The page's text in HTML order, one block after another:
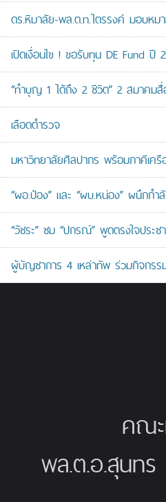
ดร.หิมาลัย-พล.ต.ท.ไตรรงค์ มอบหม
เปิดเงื่อนไข ! ขอรับทุน DE Fund ปี
“ทำบุญ 1 ได้ถึง 2 ชีวิต” 2 สมาคม
เลือดตำรวจ
มหาวิทยาลัยศิลปากร พร้อมภาคีเครื
“ผอ.ป๋อง” และ “ผบ.หน่อง” ผนึกกำ
“วัชระ” ชม “ปกรณ์” พูดตรงใจประ
ผู้บัญชาการ 4 เหล่าทัพ ร่วมกิจกรรม
คณ
พล.ต.อ.สุนท